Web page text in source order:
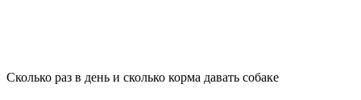
Сколько раз в день и сколько корма давать собаке